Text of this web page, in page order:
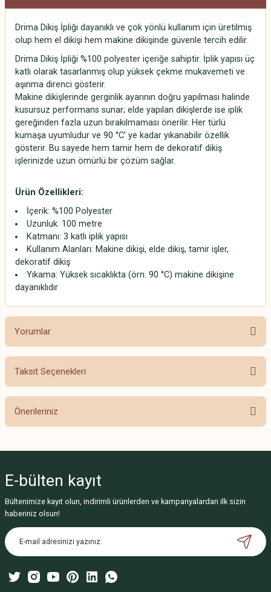
Drima Dikiş İpliği dayanıklı ve çok yönlü kullanım için üretilmiş
olup hem el dikişi hem makine dikişinde güvenle tercih edilir.
Drima Dikiş İpliği %100 polyester içeriğe sahiptir. İplik yapısı üç
katlı olarak tasarlanmış olup yüksek çekme mukavemeti ve
aşınma direnci gösterir.
Makine dikişlerinde gerginlik ayarının doğru yapılması halinde
kusursuz performans sunar; elde yapılan dikişlerde ise iplik
gereğinden fazla uzun bırakılmaması önerilir. Her türlü
kumaşa uyumludur ve 90 °C’ ye kadar yıkanabilir özellik
gösterir. Bu sayede hem tamir hem de dekoratif dikiş
işlerinizde uzun ömürlü bir çözüm sağlar.
Ürün Özellikleri:
İçerik: %100 Polyester
Uzunluk: 100 metre
Katmanı: 3 katlı iplik yapısı
Kullanım Alanları: Makine dikişi, elde dikiş, tamir işler,
dekoratif dikiş
Yıkama: Yüksek sıcaklıkta (örn. 90 °C) makine dikişine
dayanıklıdır
Yorumlar
Bu ürüne ilk yorumu siz yapın!
Taksit Seçenekleri
Önerileriniz
Görüş ve önerileriniz için teşekkür ederiz.
Ürün resmi kalitesiz, bozuk veya görüntülenemiyor.
Ürün açıklamasında eksik bilgiler bulunuyor.
Ürün bilgilerinde hatalar bulunuyor.
Bu ürüne benzer farklı alternatifler olmalı.
E-bülten kayıt
Bültenimize kayıt olun, indirimli ürünlerden ve kampanyalardan ilk sizin
haberiniz olsun!